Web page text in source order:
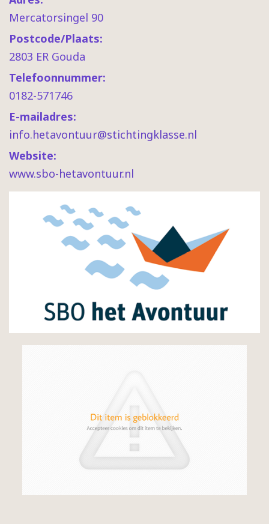
Mercatorsingel 90
Postcode/Plaats:
2803 ER Gouda
Telefoonnummer:
0182-571746
E-mailadres:
info.hetavontuur@stichtingklasse.nl
Website:
www.sbo-hetavontuur.nl